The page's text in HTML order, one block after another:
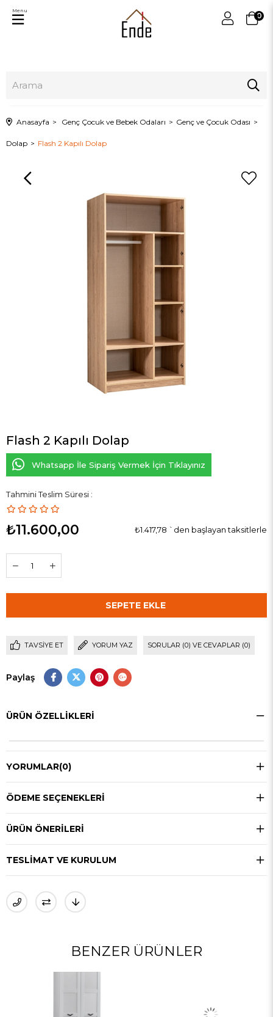
0
Menu
Anasayfa Genç Çocuk ve Bebek Odaları Genç ve Çocuk Odası
Dolap Flash 2 Kapılı Dolap
Flash 2 Kapılı Dolap
Whatsapp İle Sipariş Vermek İçin Tıklayınız
Tahmini Teslim Süresi :
₺11.600,00 ₺1.417,78 `den başlayan taksitlerle
TAVSIYE ET YORUM YAZ SORULAR (0) VE CEVAPLAR (0)
Paylaş
ÜRÜN ÖZELLIKLERI
YORUMLAR(0)
ÖDEME SEÇENEKLERI
ÜRÜN ÖNERILERI
TESLIMAT VE KURULUM
BENZER ÜRÜNLER